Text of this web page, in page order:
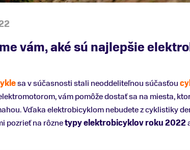
vám, aké sú najlepšie
sa v súčasnosti stali neoddeliteľnou súčasťou
vám pomôže dostať sa na miesta,
Vďaka elektrobicyklom nebudete z cyklistiky
pozrieť na rôznetypy elektrobicyklov roku 2022